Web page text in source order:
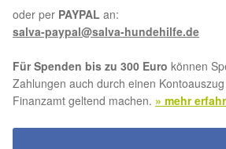
oder per PAYPAL an:
salva-paypal@salva-hundehilfe.de
Für Spenden bis zu 300 Euro können
Zahlungen auch durch einen
Finanzamt geltend machen. » mehr